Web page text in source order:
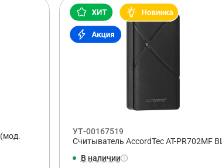
УТ-00167519
Считыватель AccordTec AT-PR702MF BL
В наличии